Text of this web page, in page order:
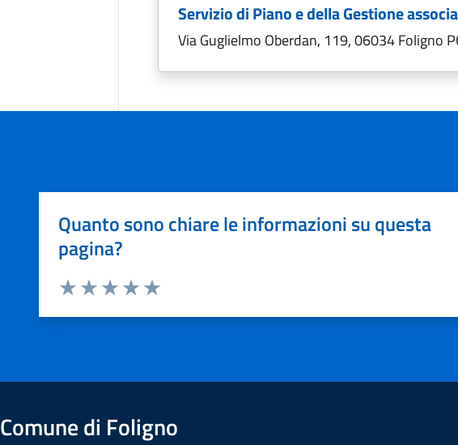
Servizio di Piano e della Gestione
Via Guglielmo Oberdan, 119, 06034 Foligno
Quanto sono chiare le informazioni su questa
pagina?
Comune di Foligno